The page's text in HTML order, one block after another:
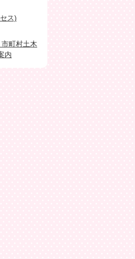
ス)
町村土木
内